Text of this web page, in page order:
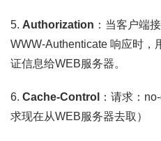
5. Authorization ：当客户端
WWW-Authenticate 响应时，
证信息给WEB服务器。
6. Cache-Control
：请求：
求现在从WEB服务器去取）